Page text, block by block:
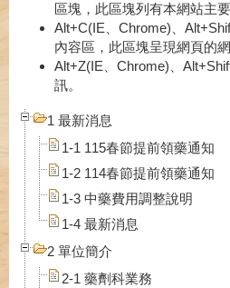
區塊，此區塊列有本網站主要
Alt+C(IE、Chrome)、
內容區，此區塊呈現網頁的
Alt+Z(IE、Chrome)、
訊。
1 最新消息
1-1 115春節提前領藥通知
1-2 114春節提前領藥通知
1-3 中藥費用調整說明
1-4 最新消息
2 單位簡介
2-1 藥劑科業務